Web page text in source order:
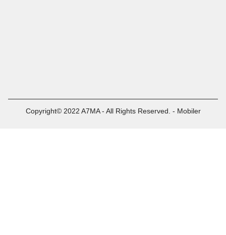
Copyright© 2022 A7MA - All Rights Reserved. - Mobiler